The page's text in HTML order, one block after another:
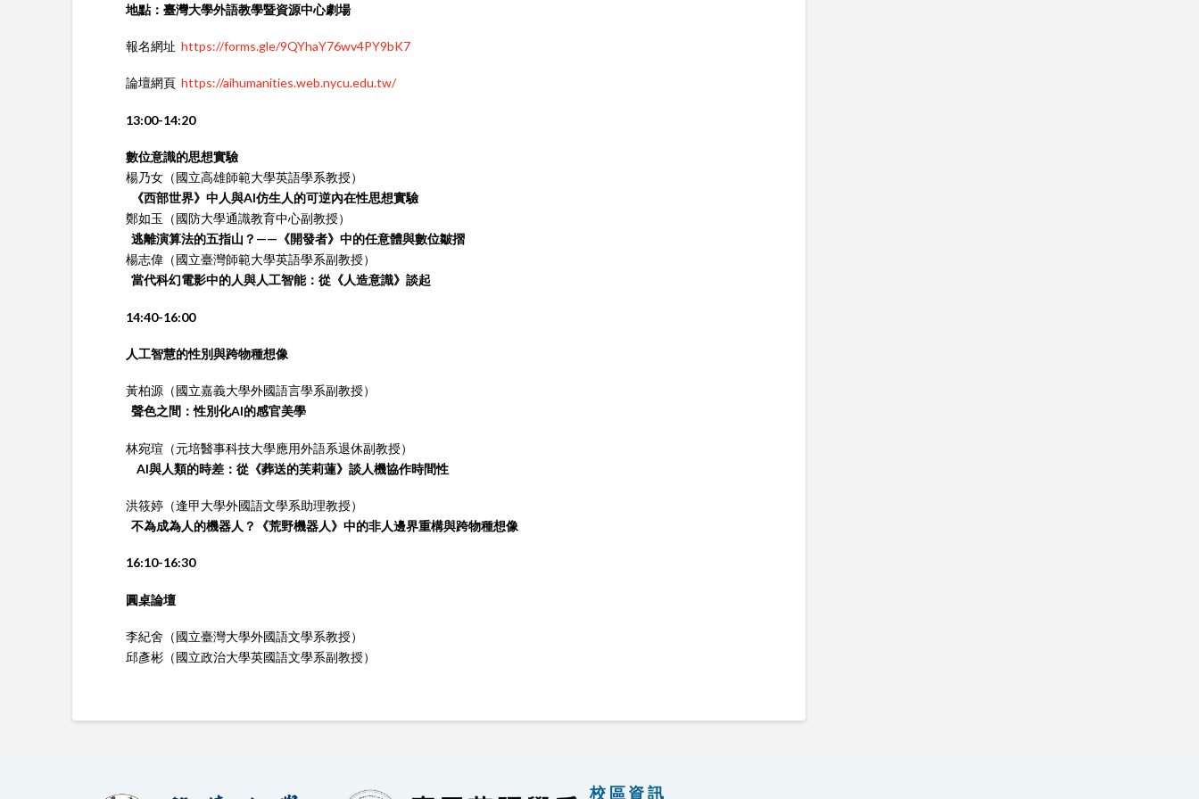
地點：臺灣大學外語教學暨資源中心劇場
報名網址 https://forms.gle/9QYhaY76wv4PY9bK7
論壇網頁 https://aihumanities.web.nycu.edu.tw/
13:00-14:20
數位意識的思想實驗
楊乃女（國立高雄師範大學英語學系教授）
《西部世界》中人與AI仿生人的可逆內在性思想實驗
鄭如玉（國防大學通識教育中心副教授）
逃離演算法的五指山？ —— 《開發者》中的任意體與數位皺摺
楊志偉（國立臺灣師範大學英語學系副教授）
當代科幻電影中的人與人工智能：從《人造意識》談起
14:40-16:00
人工智慧的性別與跨物種想像
黃柏源（國立嘉義大學外國語言學系副教授）
聲色之間：性別化AI的感官美學
林宛瑄（元培醫事科技大學應用外語系退休副教授）
AI與人類的時差：從《葬送的芙莉蓮》談人機協作時間性
洪筱婷（逢甲大學外國語文學系助理教授）
不為成為人的機器人？《荒野機器人》中的非人邊界重構與跨物種想像
16:10-16:30
圓桌論壇
李紀舍（國立臺灣大學外國語文學系教授）
邱彥彬（國立政治大學英國語文學系副教授）
校區資訊